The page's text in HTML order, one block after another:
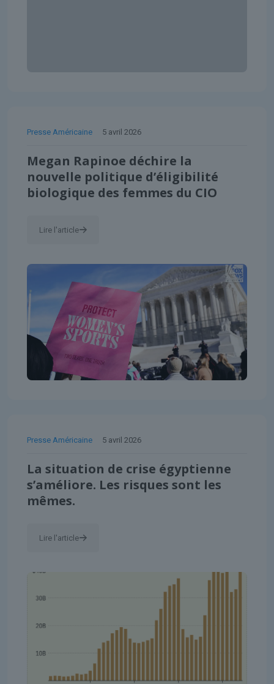
Presse Américaine 5 avril 2026
Megan Rapinoe déchire la
nouvelle politique d’éligibilité
biologique des femmes du CIO
Lire l'article
Presse Américaine 5 avril 2026
La situation de crise égyptienne
s’améliore. Les risques sont les
mêmes.
Lire l'article